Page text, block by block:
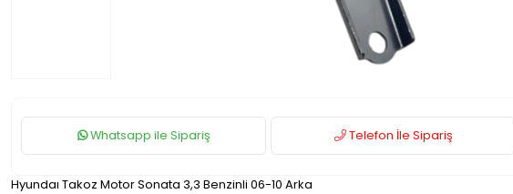
Whatsapp ile Sipariş Telefon İle Sipariş
Hyundaı Takoz Motor Sonata 3,3 Benzinli 06-10 Arka